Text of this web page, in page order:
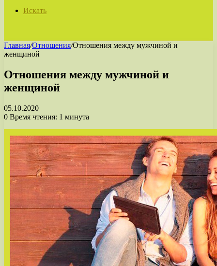
Искать
Главная/Отношения/Отношения между мужчиной и
женщиной
Отношения между мужчиной и
женщиной
05.10.2020
0 Время чтения: 1 минута